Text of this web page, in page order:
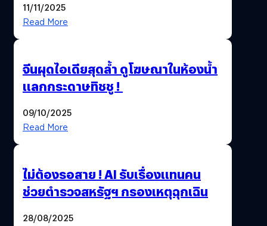
11/11/2025
Read More
จีนผุดไอเดียสุดล้ำ ดูโฆษณาในห้องน้ำ
แลกกระดาษทิชชู !
09/10/2025
Read More
ไม่ต้องรอสาย ! AI รับเรื่องแทนคน
ช่วยตำรวจสหรัฐฯ กรองเหตุฉุกเฉิน
28/08/2025